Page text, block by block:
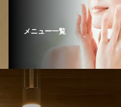
メニュー一覧